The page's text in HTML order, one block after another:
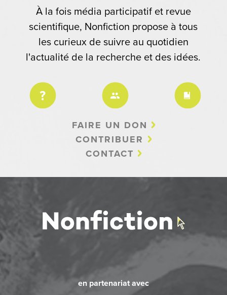
À la fois média participatif et revue
scientifique, Nonfiction propose à tous
les curieux de suivre au quotidien
l'actualité de la recherche et des idées.
FAIRE UN DON
CONTRIBUER
CONTACT
en partenariat avec